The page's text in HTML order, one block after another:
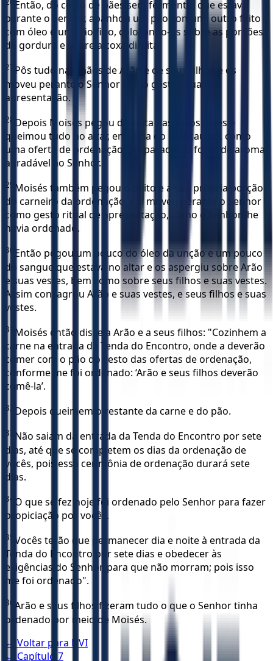
Então, do cesto de pães sem fermento, que estava
perante o Senhor, apanhou um pão comum, outro feito
com óleo e um pão fino, colocando-os sobre as porções
de gordura e sobre a coxa direita.
27 Pôs tudo nas mãos de Arão e de seus filhos e os
moveu perante o Senhor como gesto ritual de
apresentação.
28 Depois Moisés pegou de volta das mãos deles e
queimou tudo no altar, em cima do holocausto, como
uma oferta de ordenação, preparada no fogo, de aroma
agradável ao Senhor.
29 Moisés também pegou o peito e a sua própria porção
do carneiro da ordenação, e o moveu perante o Senhor
como gesto ritual de apresentação, como o Senhor lhe
havia ordenado.
30 Então pegou um pouco do óleo da unção e um pouco
do sangue que estava no altar e os aspergiu sobre Arão
e suas vestes, bem como sobre seus filhos e suas vestes.
Assim consagrou Arão e suas vestes, e seus filhos e suas
vestes.
31
Moisés então disse a Arão e a seus filhos: "Cozinhem a
carne na entrada da Tenda do Encontro, onde a deverão
comer com o pão do cesto das ofertas de ordenação,
conforme me foi ordenado: ‘Arão e seus filhos deverão
comê-la’.
32 Depois queimem o restante da carne e do pão.
33 Não saiam da entrada da Tenda do Encontro por sete
dias, até que se completem os dias da ordenação de
vocês, pois essa cerimônia de ordenação durará sete
dias.
34 O que se fez hoje foi ordenado pelo Senhor para fazer
propiciação por vocês.
35 Vocês terão que permanecer dia e noite à entrada da
Tenda do Encontro por sete dias e obedecer às
exigências do Senhor, para que não morram; pois isso
me foi ordenado".
36 Arão e seus filhos fizeram tudo o que o Senhor tinha
ordenado por meio de Moisés.
← Voltar para NVI
← Capítulo 7